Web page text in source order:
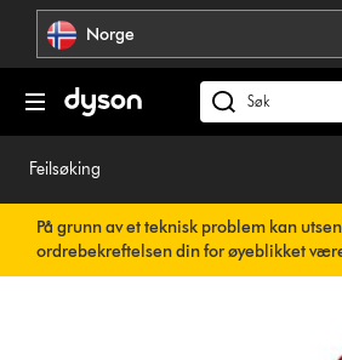
Hopp
navigering
Norge
Søk
på
Feilsøking
På grunn av et teknisk problem kan
ordrebekreftelsen din for øyeblikket
jobber allerede med en rask løsning.